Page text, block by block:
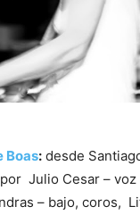
Boas: desde
Julio Cesar –
– bajo, coros,